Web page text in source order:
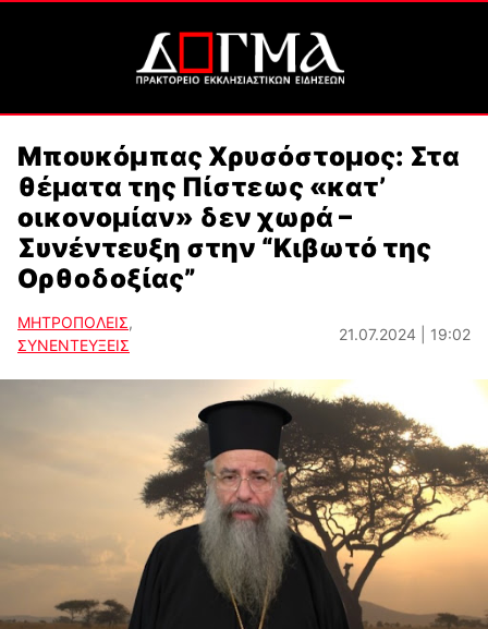
Μπουκόμπας Χρυσόστομος: Στα
θέματα της Πίστεως «κατ’
οικονομίαν» δεν χωρά –
Συνέντευξη στην “Κιβωτό της
Ορθοδοξίας”
ΜΗΤΡΟΠΟΛΕΙΣ,
ΣΥΝΕΝΤΕΥΞΕΙΣ
21.07.2024 | 19:02